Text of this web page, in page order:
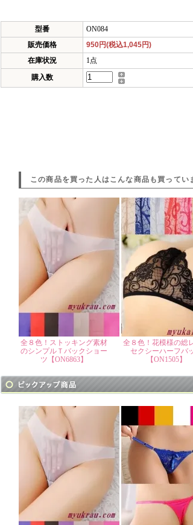
型番
ON084
販売価格
950円(税込1,045円)
在庫状況
1点
購入数
この商品を買った人はこんな商品も買ってい
全８色！ストッキング素材
のシンプルＴバックショー
ツ【ON6863】
全８色！花模様の総
セクシーハーフバ
【ON1505】